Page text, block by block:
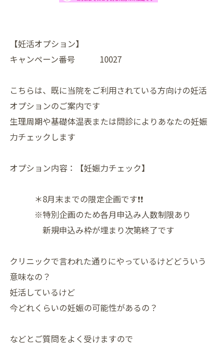
【妊活オプション】
キャンペーン番号 10027
こちらは、既に当院をご利用されている方向けの妊活
オプションのご案内です
生理周期や基礎体温表または問診によりあなたの妊娠
力チェックします
オプション内容：【妊娠力チェック】
＊8月末までの限定企画です❗❗
※特別企画のため各月申込み人数制限あり
新規申込み枠が埋まり次第終了です
クリニックで言われた通りにやっているけどどういう
意味なの？
妊活しているけど
今どれくらいの妊娠の可能性があるの？
などとご質問をよく受けますので